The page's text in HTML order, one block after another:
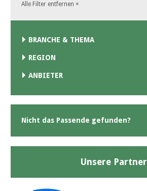
Alle Filter entfernen ×
BRANCHE & THEMA
REGION
ANBIETER
Nicht das Passende gefunden?
Unsere Partner